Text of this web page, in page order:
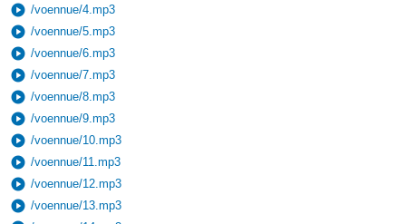
play_circle /voennue/4.mp3
play_circle /voennue/5.mp3
play_circle /voennue/6.mp3
play_circle /voennue/7.mp3
play_circle /voennue/8.mp3
play_circle /voennue/9.mp3
play_circle /voennue/10.mp3
play_circle /voennue/11.mp3
play_circle /voennue/12.mp3
play_circle /voennue/13.mp3